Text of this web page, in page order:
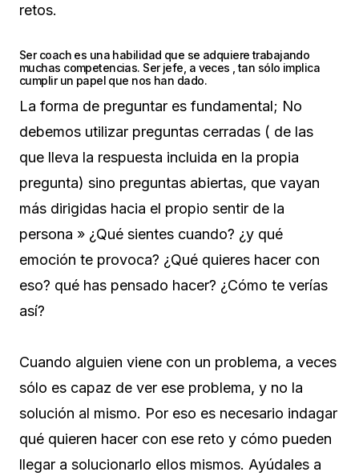
retos.
Ser coach es una habilidad que se adquiere trabajando
muchas competencias. Ser jefe, a veces , tan sólo implica
cumplir un papel que nos han dado.
La forma de preguntar es fundamental; No
debemos utilizar preguntas cerradas ( de las
que lleva la respuesta incluida en la propia
pregunta) sino preguntas abiertas, que vayan
más dirigidas hacia el propio sentir de la
persona » ¿Qué sientes cuando? ¿y qué
emoción te provoca? ¿Qué quieres hacer con
eso? qué has pensado hacer? ¿Cómo te verías
así?
Cuando alguien viene con un problema, a veces
sólo es capaz de ver ese problema, y no la
solución al mismo. Por eso es necesario indagar
qué quieren hacer con ese reto y cómo pueden
llegar a solucionarlo ellos mismos. Ayúdales a